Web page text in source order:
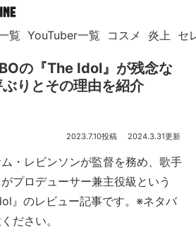
覧 YouTuber一覧 コスメ 炎上 セ
の『The Idol』が残念な
りとその理由を紹介
2023.7.10 2024.3.31
ム・レビンソンが監督を務め、歌手
プロデューサー兼主役級という
』のレビュー記事です。※ネタバ
ださい。